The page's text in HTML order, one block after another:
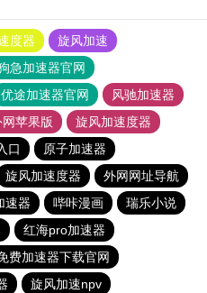
度器
旋风加速
急加速器官网
优途加速器官网
风驰加速器
苹果版
旋风加速度器
口
原子加速器
旋风加速度器
外网网址导航
速器 哔咔漫画
瑞乐小说
红海pro加速器
费加速器下载官网
旋风加速npv